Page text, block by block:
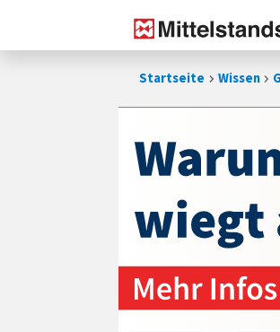
Startseite Wissen